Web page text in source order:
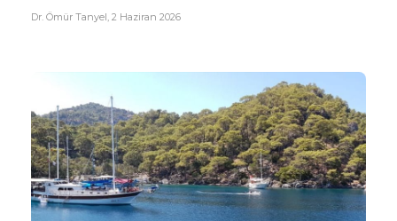
Dr. Ömür Tanyel 2 Haziran 2026